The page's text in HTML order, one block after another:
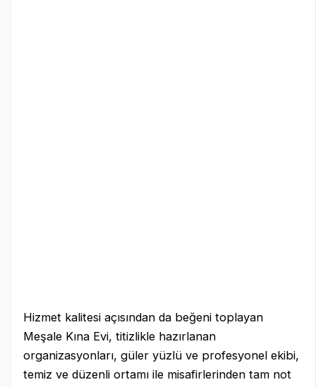
Hizmet kalitesi açısından da beğeni toplayan
Meşale Kına Evi, titizlikle hazırlanan
organizasyonları, güler yüzlü ve profesyonel ekibi,
temiz ve düzenli ortamı ile misafirlerinden tam not